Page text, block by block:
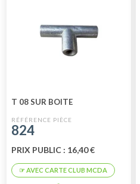
T 08 SUR BOITE
824
PRIX PUBLIC : 16,40 €